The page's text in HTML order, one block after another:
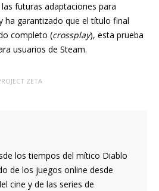
futuras adaptaciones para
ha garantizado que el título final
completo (crossplay), esta prueba
usuarios de Steam.
ZETA
los tiempos del mítico Diablo
de los juegos online desde
cine y de las series de